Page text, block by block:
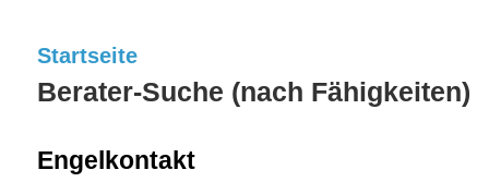
Startseite
Berater-Suche (nach Fähigkeiten)
Engelkontakt